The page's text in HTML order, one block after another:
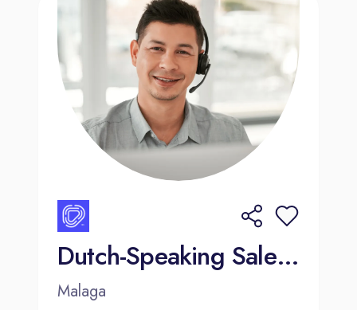
Dutch-Speaking Sales Agent – Hotel Reservations (Málaga)
Malaga